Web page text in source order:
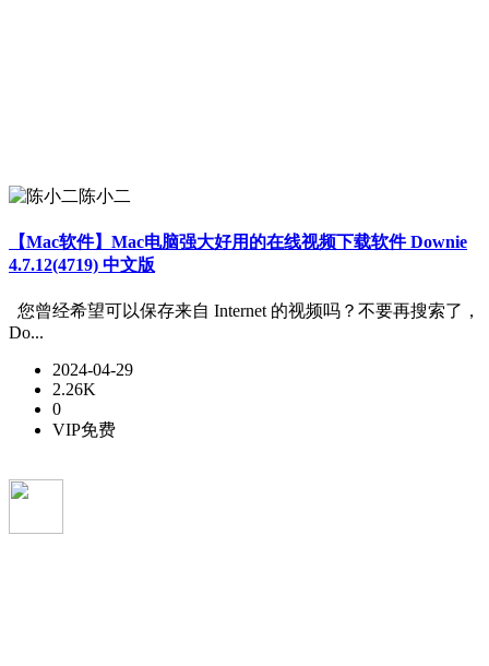
陈小二
【Mac软件】Mac电脑强大好用的在线视频下载软件 Downie
4.7.12(4719) 中文版
您曾经希望可以保存来自 Internet 的视频吗？不要再搜索了，
Do...
2024-04-29
2.26K
0
VIP免费